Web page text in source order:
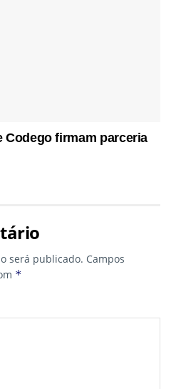
Codego firmam parceria
será publicado. Campos
*